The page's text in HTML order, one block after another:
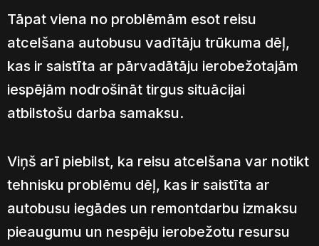
Tāpat viena no problēmām esot reisu
atcelšana autobusu vadītāju trūkuma dēļ,
kas ir saistīta ar pārvadātāju ierobežotajām
iespējām nodrošināt tirgus situācijai
atbilstošu darba samaksu.
Viņš arī piebilst, ka reisu atcelšana var notikt
tehnisku problēmu dēļ, kas ir saistīta ar
autobusu iegādes un remontdarbu izmaksu
pieaugumu un nespēju ierobežotu resursu